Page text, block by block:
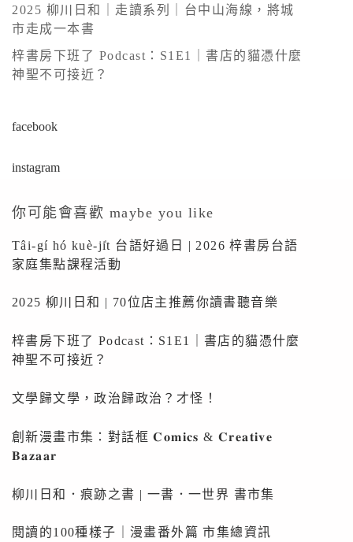
v
e
:
2025 柳川日和｜走讀系列｜台中山海線，將城
市走成一本書
梓書房下班了 Podcast：S1E1｜書店的貓憑什麼
神聖不可接近？
facebook
instagram
你可能會喜歡 maybe you like
Tâi-gí hó kuè-ji̍t 台語好過日 | 2026 梓書房台語
家庭集點課程活動
2025 柳川日和 | 70位店主推薦你讀書聽音樂
梓書房下班了 Podcast：S1E1｜書店的貓憑什麼
神聖不可接近？
文學歸文學，政治歸政治？才怪！
創新漫畫市集：對話框 𝐂𝐨𝐦𝐢𝐜𝐬 & 𝐂𝐫𝐞𝐚𝐭𝐢𝐯𝐞
𝐁𝐚𝐳𝐚𝐚𝐫
柳川日和．痕跡之書 | 一書．一世界 書市集
閱讀的100種樣子｜漫畫番外篇 市集總資訊